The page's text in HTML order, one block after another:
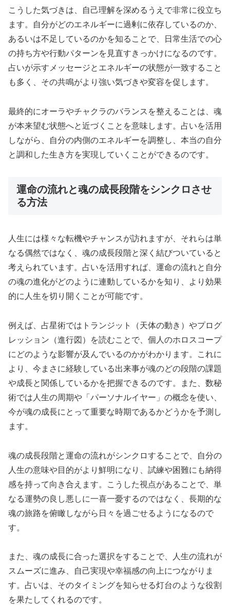
こうした気づきは、自己理解を深めるうえで非常に役立ち
ます。自分がどのエネルギーに過剰に依存しているのか、
あるいは不足しているのかを知ることで、日常生活での心
の持ち方や行動パターンを見直すきっかけになるのです。
占いが示すメッセージとエネルギーの状態が一致すること
も多く、その共鳴がより強い気づきや変容を促します。
最終的にオーラやチャクラのバランスを整えることは、魂
が本来望む状態へと近づくことを意味します。占いを活用
しながら、自分の内側のエネルギーを調整し、本当の自分
と調和した生き方を実現していくことができるのです。
運命の流れと魂の成長段階をシンクロさせ
る方法
人生には様々な転機やチャンスが訪れますが、それらは単
なる偶然ではなく、魂の成長段階と深く結びついていると
考えられています。占いを活用すれば、運命の流れと自分
の魂の進化がどのように連動しているかを知り、より効果
的に人生を切り開くことが可能です。
例えば、占星術ではトランジット（天体の動き）やプログ
レッション（進行図）を読むことで、個人のホロスコープ
にどのような影響が及んでいるのかがわかります。これに
より、今まさに経験している出来事が魂のどの段階の課題
や成長と関係しているかを把握できるのです。また、数秘
術では人生の周期や「パーソナルイヤー」の概念を使い、
今が魂の成長にとって重要な時期であるかどうかを予測し
ます。
魂の成長段階と運命の流れがシンクロすることで、自分の
人生の意味や目的がより鮮明になり、試練や困難にも納得
感を持って向き合えます。こうした視点があることで、単
なる運勢の良し悪しに一喜一憂するのではなく、長期的な
魂の旅路を俯瞰しながら日々を過ごせるようになるので
す。
また、魂の成長に合った選択をすることで、人生の流れが
スムーズに進み、自己実現や幸福感の向上につながりま
す。占いは、そのタイミングを知らせる灯台のような役割
を果たしてくれるのです。